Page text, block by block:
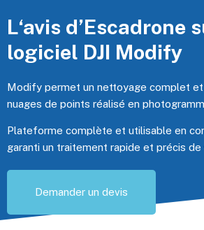
L‘avis d’Escadrone
logiciel DJI Modify
Modify permet un nettoyage complet
nuages de points réalisé en
Plateforme complète et utilisable en
garanti un traitement rapide et précis
Demander un devis